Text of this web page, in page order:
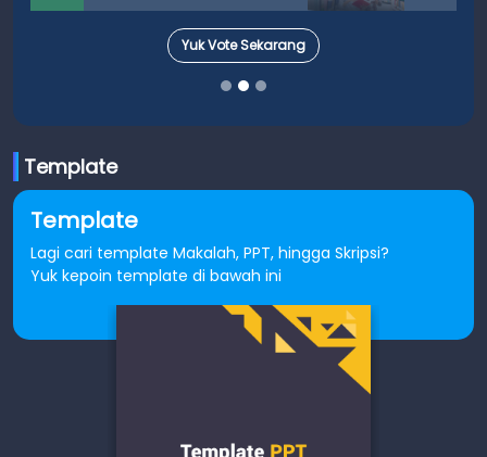
Yuk Vote Sekarang
Template
Template
Lagi cari template Makalah, PPT, hingga Skripsi?
Yuk kepoin template di bawah ini